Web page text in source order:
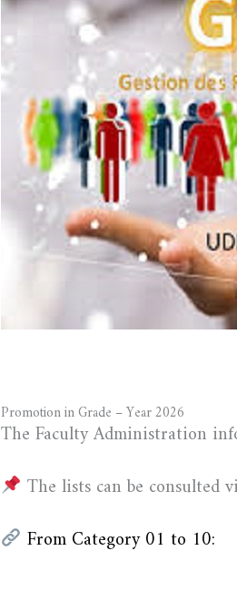
Promotion in Grade – Year 2026
The Faculty Administration
The lists can be consulted
From Category 01 to 10: